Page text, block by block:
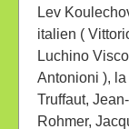
Lev
italien (
Luchino
Antonioni ),
Truffaut,
Rohmer,